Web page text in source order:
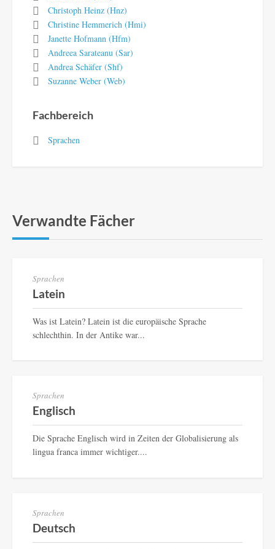
Christoph Heinz (Hnz)
Christine Hemmerich (Hmi)
Janette Hofmann (Hfm)
Andreea Sarateanu (Sar)
Andrea Schäfer (Shf)
Suzanne Weber (Web)
Fachbereich
Sprachen
Verwandte Fächer
Sprachen
Latein
Was ist Latein? Latein ist die europäische Sprache
schlechthin. In der Antike war...
Sprachen
Englisch
Die Sprache Englisch wird in Zeiten der Globalisierung als
lingua franca immer wichtiger....
Sprachen
Deutsch